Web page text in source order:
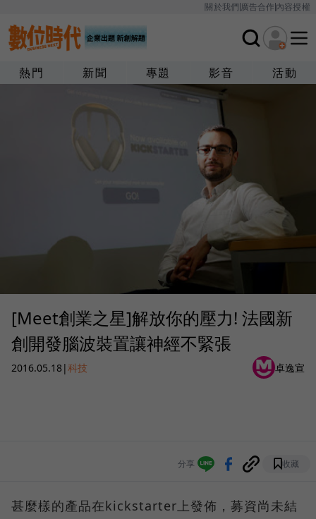
關於我們廣告合作內容授權
熱門 新聞 專題 影音 活動
[Meet創業之星]解放你的壓力! 法國新
創開發腦波裝置讓神經不緊張
2016.05.18|科技 卓逸宣
分享 收藏
甚麼樣的產品在kickstarter上發佈，募資尚未結